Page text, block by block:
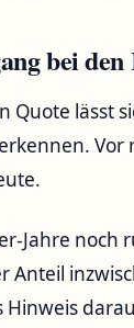
bei den
Quote lässt
Jahre noch
Anteil
Hinweis